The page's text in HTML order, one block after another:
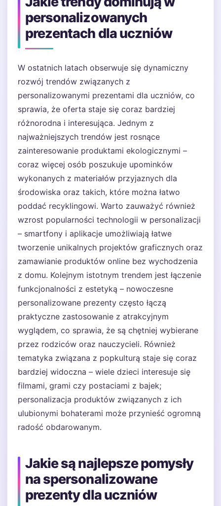
personalizowanych
prezentach dla uczniów
W ostatnich latach obserwuje się dynamiczny
rozwój trendów związanych z
personalizowanymi prezentami dla uczniów, co
sprawia, że oferta staje się coraz bardziej
różnorodna i interesująca. Jednym z
najważniejszych trendów jest rosnące
zainteresowanie produktami ekologicznymi –
coraz więcej osób poszukuje upominków
wykonanych z materiałów przyjaznych dla
środowiska oraz takich, które można łatwo
poddać recyklingowi. Warto zauważyć również
wzrost popularności technologii w personalizacji
– smartfony i aplikacje umożliwiają łatwe
tworzenie unikalnych projektów graficznych oraz
zamawianie produktów online bez wychodzenia
z domu. Kolejnym istotnym trendem jest łączenie
funkcjonalności z estetyką – nowoczesne
personalizowane prezenty często łączą
praktyczne zastosowanie z atrakcyjnym
wyglądem, co sprawia, że są chętniej wybierane
przez rodziców oraz nauczycieli. Również
tematyka związana z popkulturą staje się coraz
bardziej widoczna – wiele dzieci interesuje się
filmami, grami czy postaciami z bajek;
personalizacja produktów związanych z ich
ulubionymi bohaterami może przynieść ogromną
radość obdarowanym.
Jakie są najlepsze pomysły
na spersonalizowane
prezenty dla uczniów